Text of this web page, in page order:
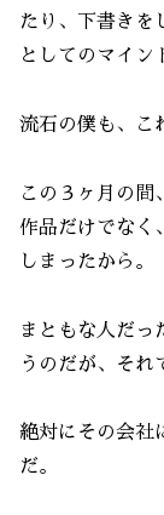
たり、下書きを
としてのマイン
流石の僕も、こ
この３ヶ月の間
作品だけでなく
しまったから。
まともな人だっ
うのだが、それ
絶対にその会社
だ。